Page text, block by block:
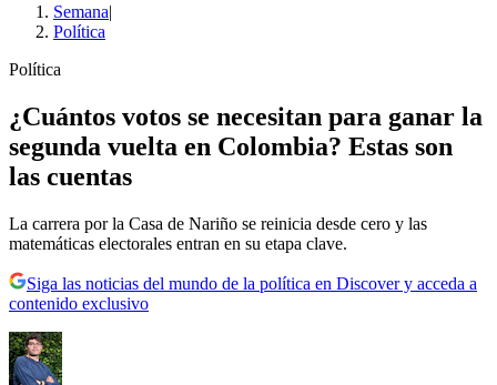
Semana|
Política
Política
¿Cuántos votos se necesitan para ganar la
segunda vuelta en Colombia? Estas son
las cuentas
La carrera por la Casa de Nariño se reinicia desde cero y las
matemáticas electorales entran en su etapa clave.
Siga las noticias del mundo de la política en Discover y acceda a
contenido exclusivo